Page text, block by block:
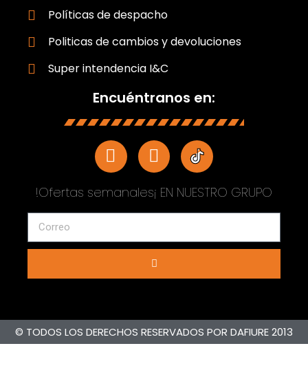
Políticas de despacho
Politicas de cambios y devoluciones
Super intendencia I&C
Encuéntranos en:
!Ofertas semanales¡ EN NUESTRO GRUPO
© TODOS LOS DERECHOS RESERVADOS POR DAFIURE 2013